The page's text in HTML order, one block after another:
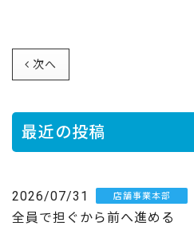
次へ
最近の投稿
2026/07/31 店舗事業本部
全員で担ぐから前へ進める